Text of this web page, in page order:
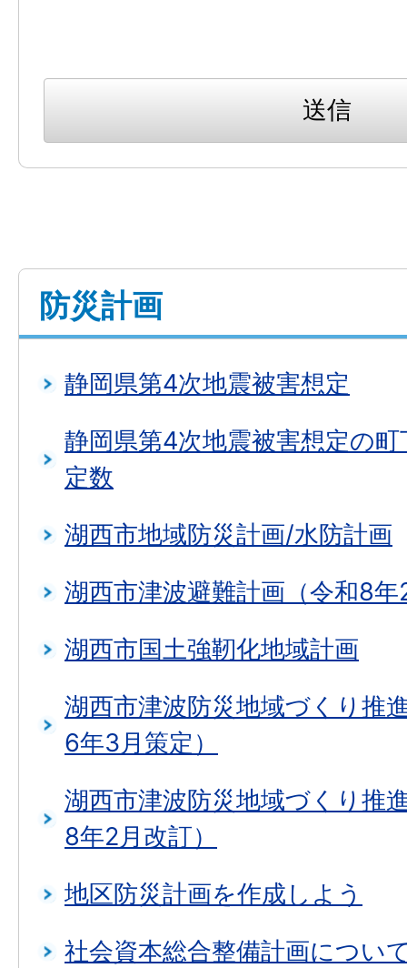
防災計画
静岡県第4次地震被害想定
静岡県第4次地震被害想定の
定数
湖西市地域防災計画/水防計画
湖西市津波避難計画（令和8年
湖西市国土強靭化地域計画
湖西市津波防災地域づくり推
6年3月策定）
湖西市津波防災地域づくり推
8年2月改訂）
地区防災計画を作成しよう
社会資本総合整備計画につい